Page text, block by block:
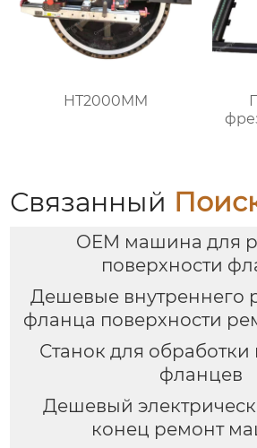
HT2000MM
Связанный
OEM машина для
поверхности
Дешевые внутреннего
фланца поверхности
Станок для обработки
фланцев
Дешевый
конец ремонт